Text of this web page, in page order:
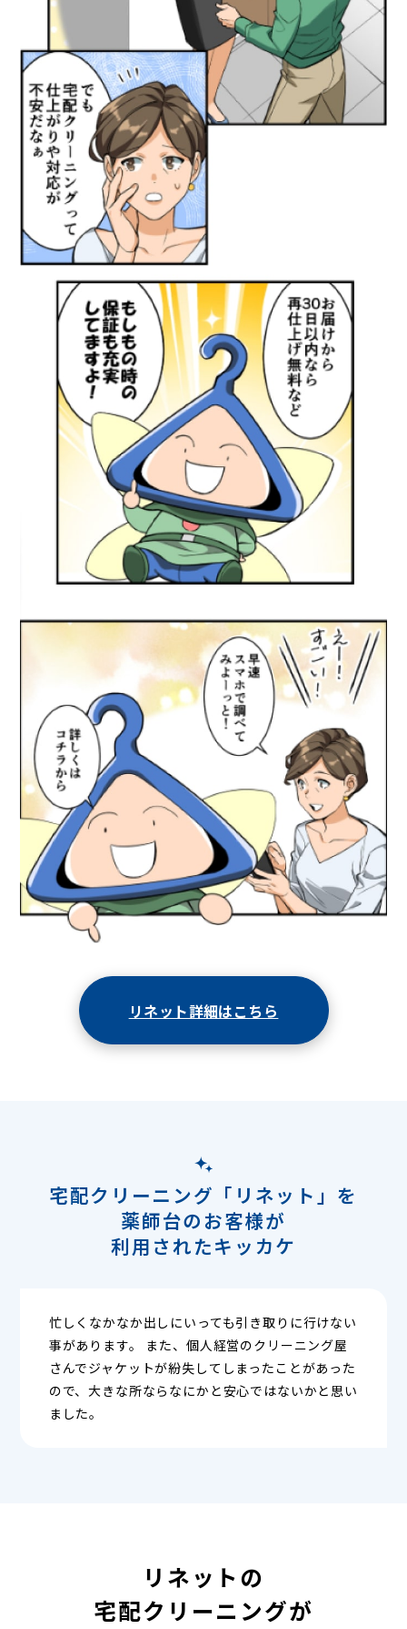
リネット詳細はこちら
宅配クリーニング「リネット」を
薬師台のお客様が
利用されたキッカケ
忙しくなかなか出しにいっても引き取りに行けない
事があります。 また、個人経営のクリーニング屋
さんでジャケットが紛失してしまったことがあった
ので、大きな所ならなにかと安心ではないかと思い
ました。
リネットの
宅配クリーニングが